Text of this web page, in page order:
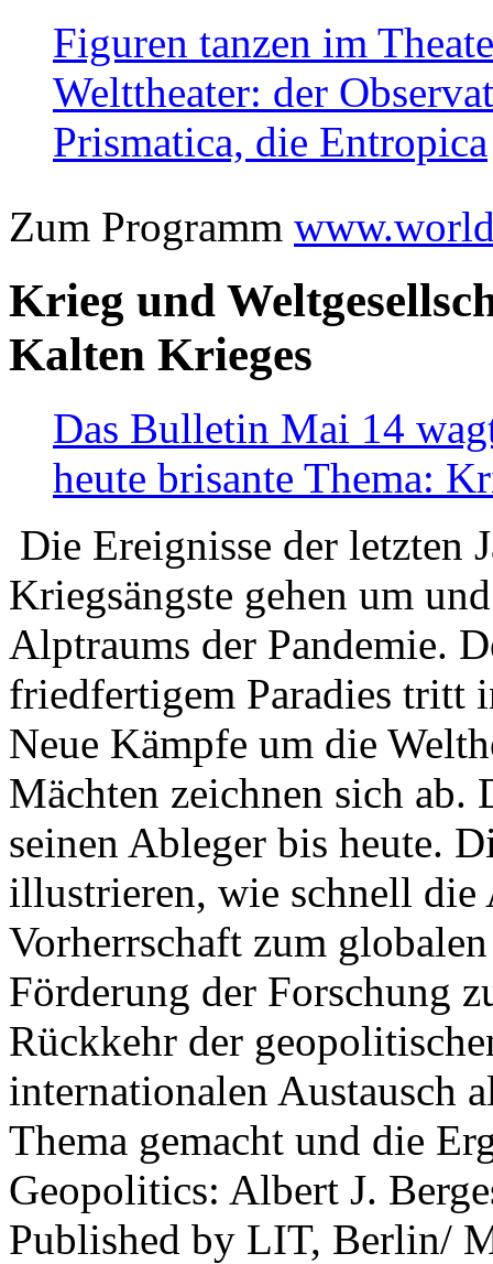
Figuren tanzen im
Welttheater: der
Prismatica, die Entropica
Zum Programm
Krieg und
Kalten Krieges
Das Bulletin Mai 14
heute brisante Thema:
Die Ereignisse der letzten
Kriegsängste gehen um
Alptraums der Pandemie.
friedfertigem Paradies tritt
Neue Kämpfe um die
Mächten zeichnen sich
seinen Ableger bis heute.
illustrieren, wie schnell die
Vorherrschaft zum
Förderung der Forschung
Rückkehr der
internationalen Austausch
Thema gemacht und die
Geopolitics: Albert J.
Published by LIT, Berlin/